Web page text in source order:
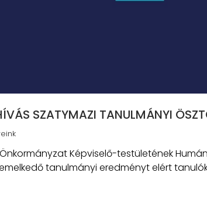
SZATYMAZI TANULMÁNYI
Képviselő-testületének
tanulmányi eredményt elért